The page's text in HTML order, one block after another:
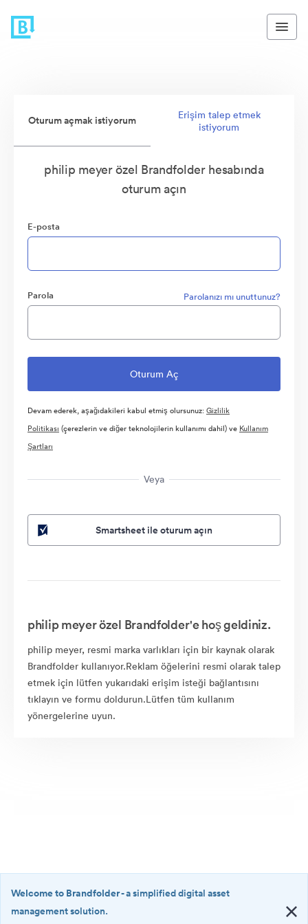
Oturum açmak istiyorum
Erişim talep etmek
istiyorum
philip meyer özel Brandfolder hesabında
oturum açın
E-posta
Parola Parolanızı mı unuttunuz?
Devam ederek, aşağıdakileri kabul etmiş olursunuz:Gizlilik
Politikası (çerezlerin ve diğer teknolojilerin kullanımı dahil) ve Kullanım
Şartları
Veya
Smartsheet ile oturum açın
philip meyer özel Brandfolder'e hoş geldiniz.
philip meyer, resmi marka varlıkları için bir kaynak olarak
Brandfolder kullanıyor.Reklam öğelerini resmi olarak talep
etmek için lütfen yukarıdaki erişim isteği bağlantısını
tıklayın ve formu doldurun.Lütfen tüm kullanım
yönergelerine uyun.
Welcome to Brandfolder- a simplified digital asset
management solution.